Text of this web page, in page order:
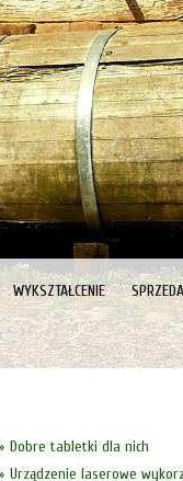
WYKSZTAŁCENIE
Dobre tabletki dla nich
Urządzenie laserowe